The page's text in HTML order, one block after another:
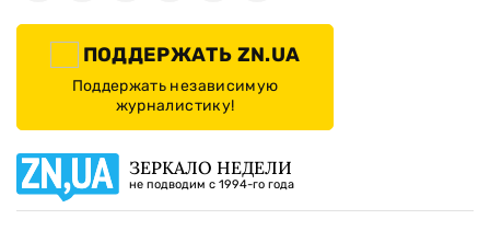
ПОДДЕРЖАТЬ ZN.UA
Поддержать независимую
журналистику!
ЗЕРКАЛО НЕДЕЛИ
не подводим с 1994-го года